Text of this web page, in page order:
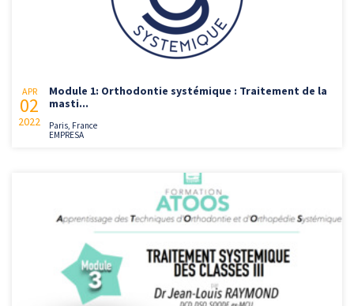
APR
02
2022
Module 1: Orthodontie systémique : Traitement de la
masti...
Paris, France
EMPRESA